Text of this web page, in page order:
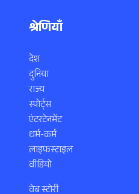
श्रेणियाँ
देश
दुनिया
राज्य
स्पोर्ट्स
एंटरटेनमेंट
धर्म-कर्म
लाइफस्टाइल
वीडियो
वेब स्टोरी